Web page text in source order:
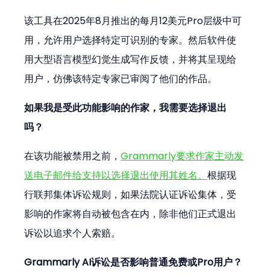
该工具在2025年8月推出的每月12美元Pro层级中可
用，允许用户选择特定可识别的专家。然后软件使
用大型语言模型幻觉生成写作反馈，并将其呈现给
用户，仿佛该特定专家已审阅了他们的作品。
如果我是受此功能影响的作家，我需要选择退出
吗？
在该功能被禁用之前，Grammarly要求作家主动发
送电子邮件给支持以选择退出使用其姓名。根据现
行联邦集体诉讼规则，如果法院认证诉讼集体，受
影响的作家将自动被包含在内，除非他们正式退出
诉讼以追求个人索赔。
Grammarly AI诉讼是否影响普通免费或Pro用户？